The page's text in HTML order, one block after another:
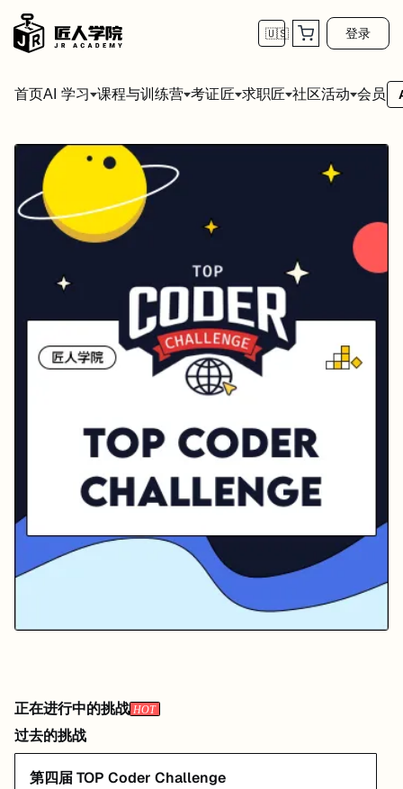
🇺🇸 登录
首页AI 学习 课程与训练营 考证匠 求职匠 社区活动 会员
正在进行中的挑战
过去的挑战
第四届 TOP Coder Challenge